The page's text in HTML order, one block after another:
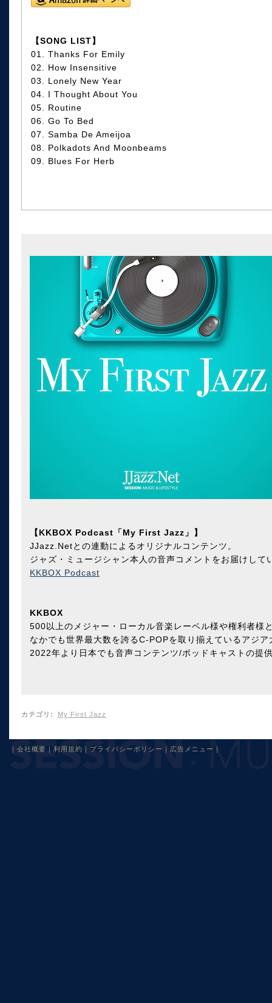
【SONG LIST】
01. Thanks For Emily
02. How Insensitive
03. Lonely New Year
04. I Thought About You
05. Routine
06. Go To Bed
07. Samba De Ameijoa
08. Polkadots And Moonbeams
09. Blues For Herb
【KKBOX Podcast「My First Jazz」】
JJazz.Netとの連動によるオリジナルコンテンツ。
ジャズ・ミュージシャン本人の音声コメントをお届けして
KKBOX Podcast
KKBOX
500以上のメジャー・ローカル音楽レーベル様や権利者様
なかでも世界最大数を誇るC-POPを取り揃えているアジ
2022年より日本でも音声コンテンツ/ポッドキャストの提
カテゴリ : My First Jazz
｜ 会社概要 ｜ 利用規約 ｜ プライバシーポリシー ｜ 広告メニュー ｜